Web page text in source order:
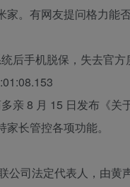
。有网友提问格力能
后手机脱保，失去官方
亲 8 月 15 日发布《
长管控各项功能。
公司法定代表人，由黄